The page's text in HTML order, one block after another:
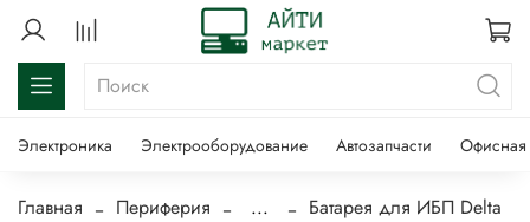
Электроника Электрооборудование Автозапчасти Офисная
Главная Периферия ... Батарея для ИБП Delta